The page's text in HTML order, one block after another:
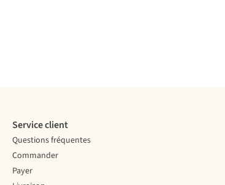
Service client
Questions fréquentes
Commander
Payer